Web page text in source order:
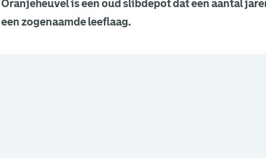
is een oud slibdepot dat een aantal
zogenaamde leeflaag.